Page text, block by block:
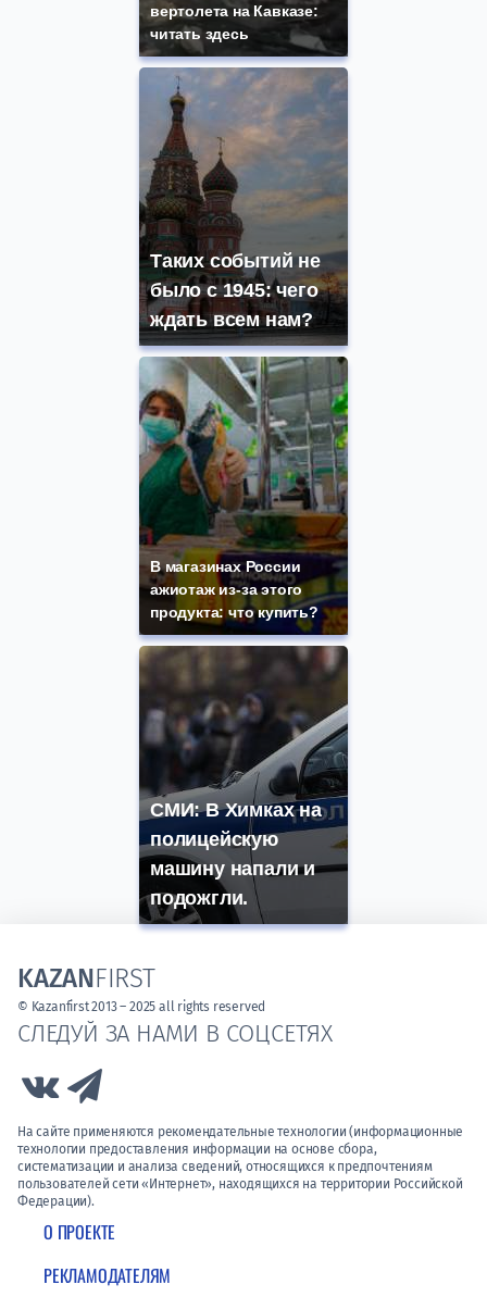
вертолета на Кавказе:
читать здесь
Таких событий не
было с 1945: чего
ждать всем нам?
В магазинах России
ажиотаж из-за этого
продукта: что купить?
СМИ: В Химках на
полицейскую
машину напали и
подожгли.
О ПРОЕКТЕ
РЕКЛАМОДАТЕЛЯМ
СЛЕДУЙ ЗА НАМИ В СОЦСЕТЯХ
Link to Vk
На сайте применяются рекомендательные технологии (информационные
технологии предоставления информации на основе сбора,
систематизации и анализа сведений, относящихся к предпочтениям
пользователей сети «Интернет», находящихся на территории Российской
Федерации).
KAZANFIRST
© Kazanfirst 2013 – 2025 all rights reserved